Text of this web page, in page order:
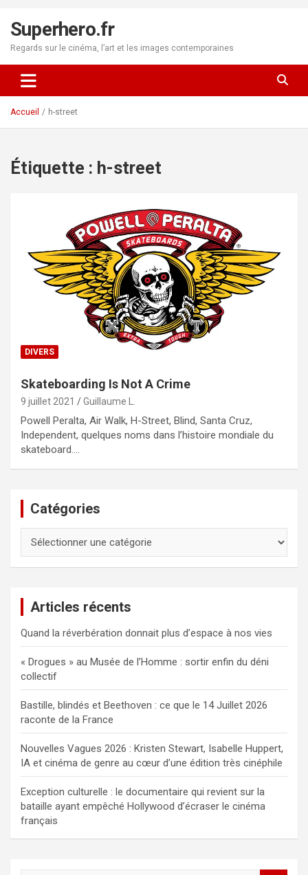
contenu
Superhero.fr
Regards sur le cinéma, l’art et les images contemporaines
Accueil h-street
Étiquette : h-street
DIVERS
Skateboarding Is Not A Crime
9 juillet 2021 Guillaume L.
Powell Peralta, Air Walk, H-Street, Blind, Santa Cruz,
Independent, quelques noms dans l’histoire mondiale du
skateboard.…
Catégories
Articles récents
Quand la réverbération donnait plus d’espace à nos vies
« Drogues » au Musée de l’Homme : sortir enfin du déni
collectif
Bastille, blindés et Beethoven : ce que le 14 Juillet 2026
raconte de la France
Nouvelles Vagues 2026 : Kristen Stewart, Isabelle Huppert,
IA et cinéma de genre au cœur d’une édition très cinéphile
Exception culturelle : le documentaire qui revient sur la
bataille ayant empêché Hollywood d’écraser le cinéma
français